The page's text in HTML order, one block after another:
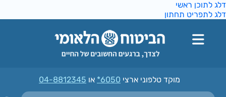
לתוכן ראשי
לתפריט תחתון
מוקד טלפוני ארצי*6050או04-8812345